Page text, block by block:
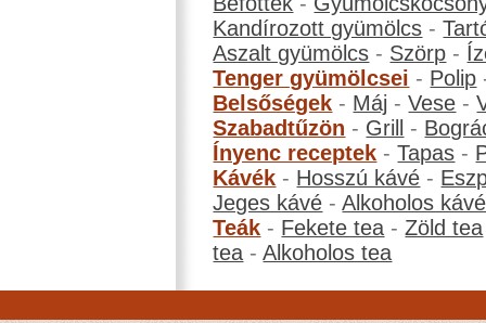
Kandírozott gyümölcs -
Aszalt gyümölcs - Szörp -
Tenger gyümölcsei - Polip
Belsőségek - Máj -Vese -
Szabadtűzön - Grill -
Ínyenc receptek -Tapas -
Kávék - Hosszú kávé -
Jeges kávé -Alkoholos kávé
Teák - Fekete tea -Zöld tea
tea -Alkoholos tea